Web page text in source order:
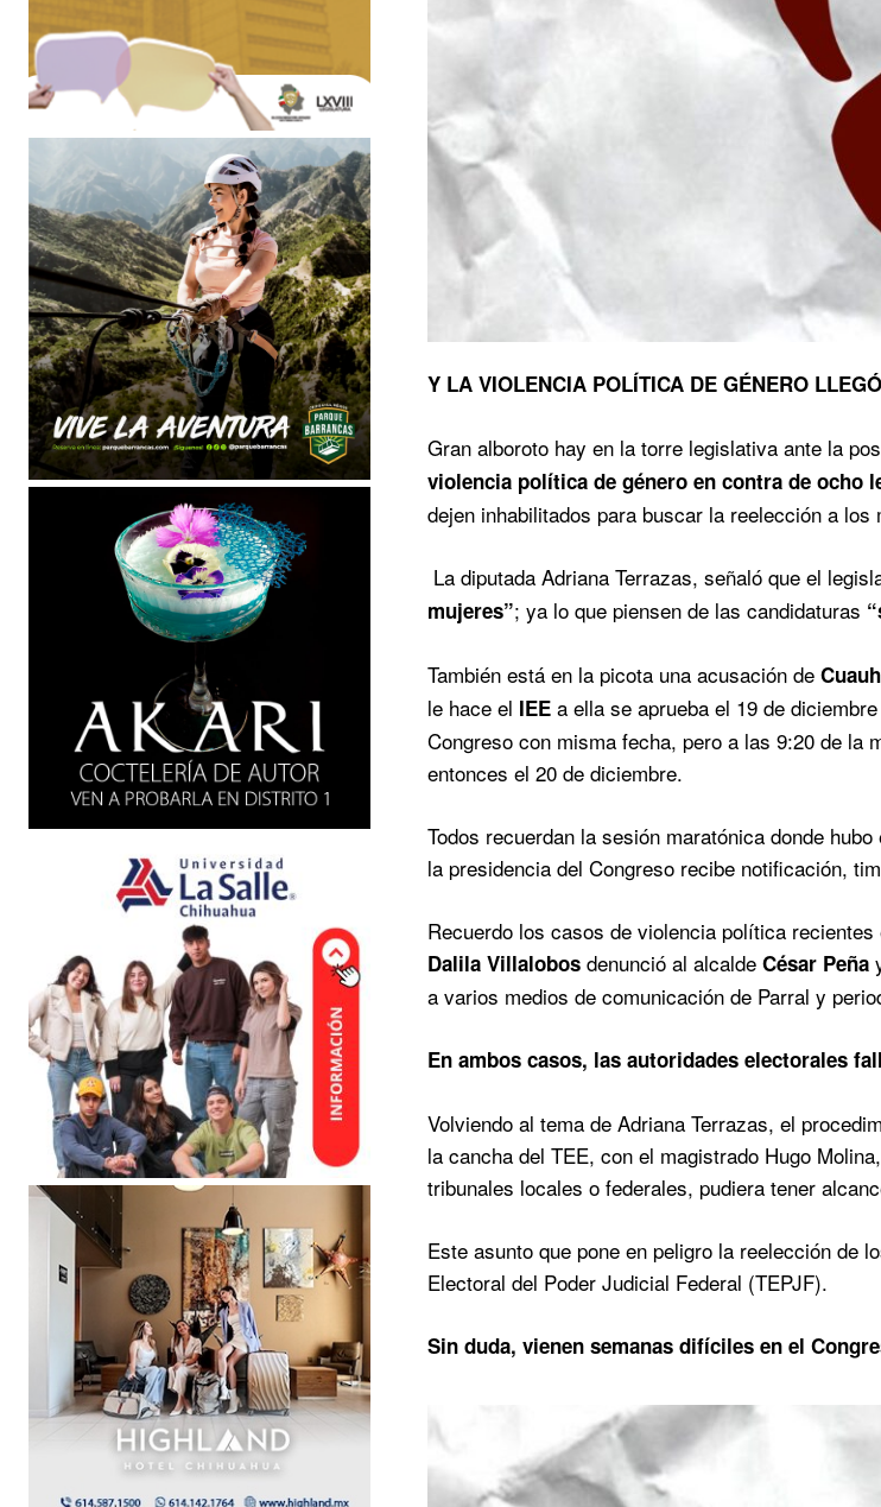
Y LA VIOLENCIA POLÍTICA DE GÉNERO
Gran alboroto hay en la torre legislativa ante la
violencia política de género en contra de ocho
dejen inhabilitados para buscar la reelección a los
La diputada Adriana Terrazas, señaló que el
mujeres”; ya lo que piensen de las candidaturas
También está en la picota una acusación de
le hace el IEE a ella se aprueba el 19 de
Congreso con misma fecha, pero a las 9:20 de la
entonces el 20 de diciembre.
Todos recuerdan la sesión maratónica donde
la presidencia del Congreso recibe notificación,
Recuerdo los casos de violencia política
Dalila Villalobos denunció al alcalde César Peña
a varios medios de comunicación de Parral y
En ambos casos, las autoridades electorales
Volviendo al tema de Adriana Terrazas, el
la cancha del TEE, con el magistrado Hugo
tribunales locales o federales, pudiera tener
Este asunto que pone en peligro la reelección de
Electoral del Poder Judicial Federal (TEPJF).
Sin duda, vienen semanas difíciles en el